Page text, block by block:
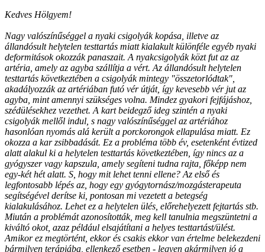
Kedves Hölgyem!
Nagy valószínűséggel a nyaki csigolyák kopása, illetve az
állandósult helytelen testtartás miatt kialakult különféle egyéb nyaki
deformitások okozzák panaszait. A nyakcsigolyák közt fut az az
artéria, amely az agyba szállítja a vért. Az állandósult helytelen
testtartás következtében a csigolyák mintegy "összetorlódtak",
akadályozzák az artériában futó vér útját, így kevesebb vér jut az
agyba, mint amennyi szükséges volna. Mindez gyakori fejfájáshoz,
szédülésekhez vezethet. A kart beidegző ideg szintén a nyaki
csigolyák mellől indul, s nagy valószínűséggel az artériához
hasonlóan nyomás alá került a porckorongok ellapulása miatt. Ez
okozza a kar zsibbadását. Ez a probléma több év, esetenként évtized
alatt alakul ki a helytelen testtartás következtében, így nincs az a
gyógyszer vagy kapszula, amely segíteni tudna rajta, főképp nem
egy-két hét alatt. S, hogy mit lehet tenni ellene? Az első és
legfontosabb lépés az, hogy egy gyógytornász/mozgásterapeuta
segítségével derítse ki, pontosan mi vezetett a betegség
kialakulásához. Lehet ez a helytelen ülés, előrehelyezett fejtartás stb.
Miután a problémát azonosították, meg kell tanulnia megszüntetni a
kiváltó okot, azaz például elsajátítani a helyes testtartást/ülést.
Amikor ez megtörtént, ekkor és csakis ekkor van értelme belekezdeni
bármilyen terápiába, ellenkező esetben - legyen akármilyen jó a